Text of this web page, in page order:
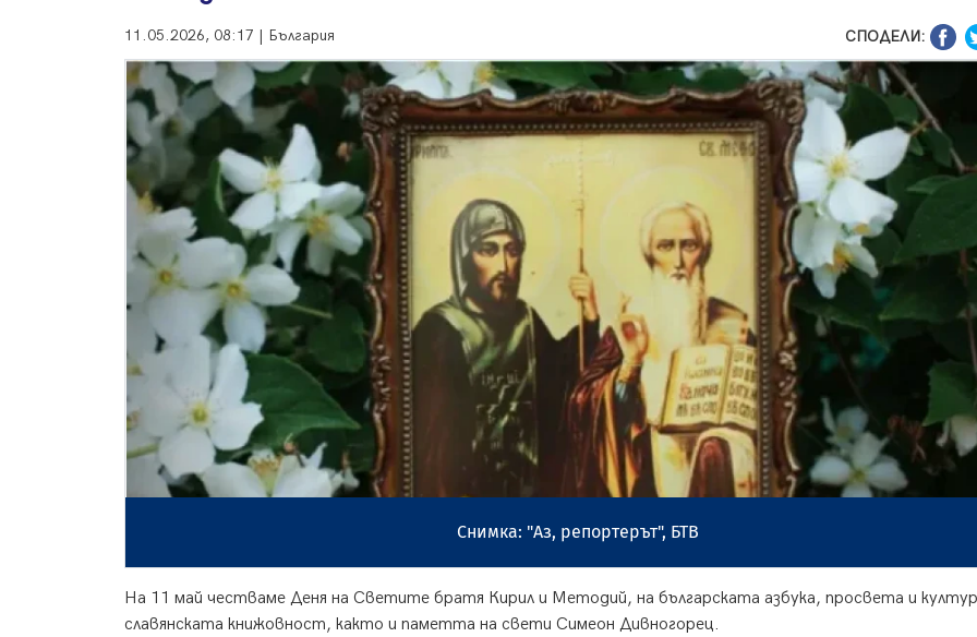
11.05.2026, 08:17 | България СПОДЕЛИ:
Снимка: "Аз, репортерът", БТВ
На 11 май честваме Деня на Светите братя Кирил и Методий, на българската азбука, просвета и
славянската книжовност, както и паметта на свети Симеон Дивногорец.